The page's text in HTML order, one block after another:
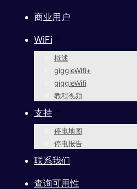
商业用户
WiFi
概述
giggleWifi+
giggleWifi
教程视频
支持
停电地图
停电报告
联系我们
查询可用性